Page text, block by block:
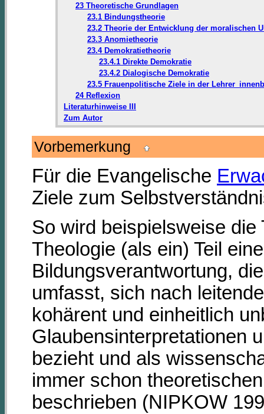
23 Theoretische Grundlagen
23.1 Bindungstheorie
23.2 Theorie der Entwicklung der moralischen
23.3 Anomietheorie
23.4 Demokratietheorie
23.4.1 Direkte Demokratie
23.4.2 Dialogische Demokratie
23.5 Frauenpolitische Ziele in der
24 Reflexion
Literaturhinweise III
Zum Autor
Vorbemerkung
Für die Evangelische
Ziele zum
So wird beispielsweise
Theologie (als ein) Teil
Bildungsverantwortung,
umfasst, sich nach
kohärent und einheitlich
Glaubensinterpretationen
bezieht und als
immer schon
beschrieben (NIPKOW